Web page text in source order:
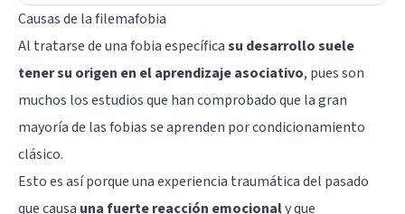
Causas de la filemafobia
Al tratarse de una fobia específicasu desarrollo suele
tener su origen en el aprendizaje asociativo, pues son
muchos los estudios que han comprobado que la gran
mayoría de las fobias se aprenden porcondicionamiento
clásico.
Esto es así porque una experiencia traumática del pasado
que causa una fuerte reacción emocionaly que